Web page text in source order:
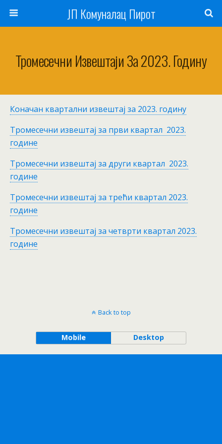
ЈП Комуналац Пирот
Тромесечни Извештаји За 2023. Годину
Коначан квартални извештај за 2023. годину
Тромесечни извештај за први квартал 2023.
године
Тромесечни извештај за други квартал 2023.
године
Тромесечни извештај за трећи квартал 2023.
године
Тромесечни извештај за четврти квартал 2023.
године
Back to top
Mobile Desktop